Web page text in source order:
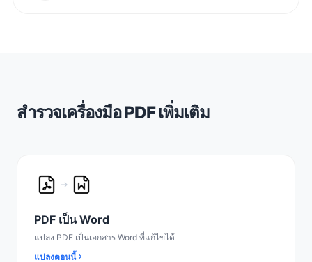
สำรวจเครื่องมือ PDF เพิ่มเติม
PDF เป็น Word
แปลง PDF เป็นเอกสาร Word ที่แก้ไขได้
แปลงตอนนี้